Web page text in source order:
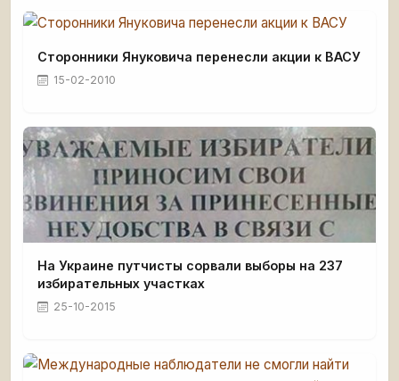
Сторонники Януковича перенесли акции к ВАСУ
15-02-2010
На Украине путчисты сорвали выборы на 237
избирательных участках
25-10-2015